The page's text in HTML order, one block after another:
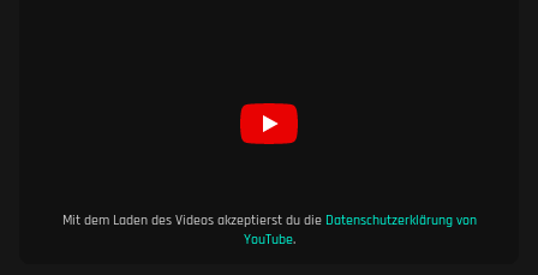
Mit dem Laden des Videos akzeptierst du die Datenschutzerklärung von
YouTube.